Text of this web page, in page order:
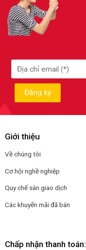
Giới thiệu
Về chúng tôi
Cơ hội nghề nghiệp
Quy chế sàn giao dịch
Các khuyến mãi đã bán
Chấp nhận thanh toán: